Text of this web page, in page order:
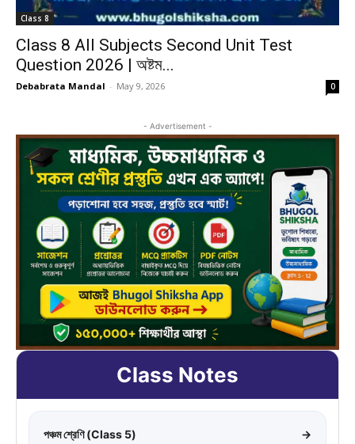
Class 8
Class 8 All Subjects Second Unit Test
Question 2026 | অষ্টম...
Debabrata Mandal - May 9, 2026 0
- Advertisement -
Class Notes
পঞ্চম শ্রেণি (Class 5) →